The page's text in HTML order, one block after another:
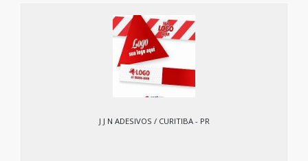
J J N ADESIVOS / CURITIBA - PR